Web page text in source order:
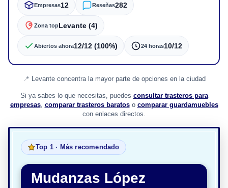
Empresas12 Reseñas282
Zona topLevante (4)
Abiertos ahora12/12 (100%) 24 horas10/12
Levante concentra la mayor parte de opciones en la ciudad
Si ya sabes lo que necesitas, puedes consultar trasteros para
empresas, comparar trasteros baratoso comparar guardamuebles
con enlaces directos.
Top 1 · Más recomendado
Mudanzas López